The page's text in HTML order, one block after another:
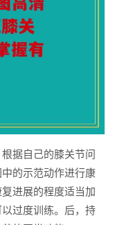
据自己的膝关节问
的示范动作进行康
进展的程度适当加
过度训练。后，持